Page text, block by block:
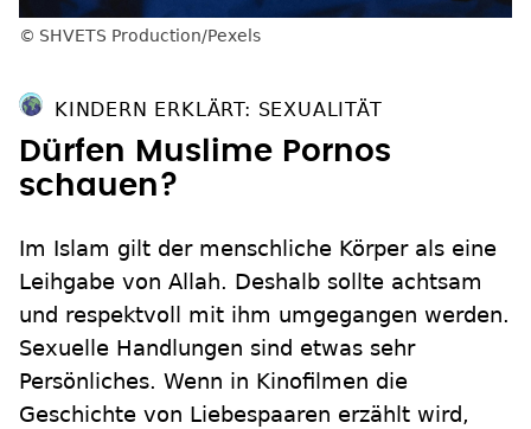
SHVETS Production/Pexels
KINDERN ERKLÄRT: SEXUALITÄT
Dürfen Muslime Pornos
schauen?
Im Islam gilt der menschliche Körper als eine
Leihgabe von Allah. Deshalb sollte achtsam
und respektvoll mit ihm umgegangen werden.
Sexuelle Handlungen sind etwas sehr
Persönliches. Wenn in Kinofilmen die
Geschichte von Liebespaaren erzählt wird,